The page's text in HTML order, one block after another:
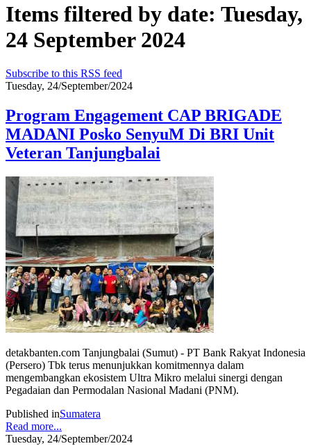
Items filtered by date: Tuesday,
24 September 2024
Subscribe to this RSS feed
Tuesday, 24/September/2024
Program Engagement CAP BRIGADE
MADANI Posko SenyuM Di BRI Unit
Veteran Tanjungbalai
detakbanten.com Tanjungbalai (Sumut) - PT Bank Rakyat Indonesia
(Persero) Tbk terus menunjukkan komitmennya dalam
mengembangkan ekosistem Ultra Mikro melalui sinergi dengan
Pegadaian dan Permodalan Nasional Madani (PNM).
Published inSumatera
Read more...
Tuesday, 24/September/2024